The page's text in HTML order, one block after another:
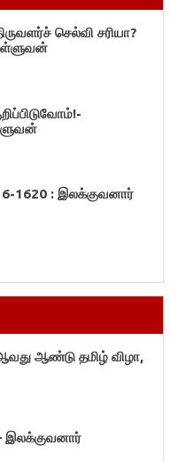
செல்வி சரியா?
1620 : இலக்குவனார்
ஆண்டு தமிழ் விழா,